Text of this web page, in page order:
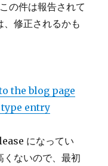
の件は報告されて
修正されるかも
the blog page
entry
になってい
くないので、最初